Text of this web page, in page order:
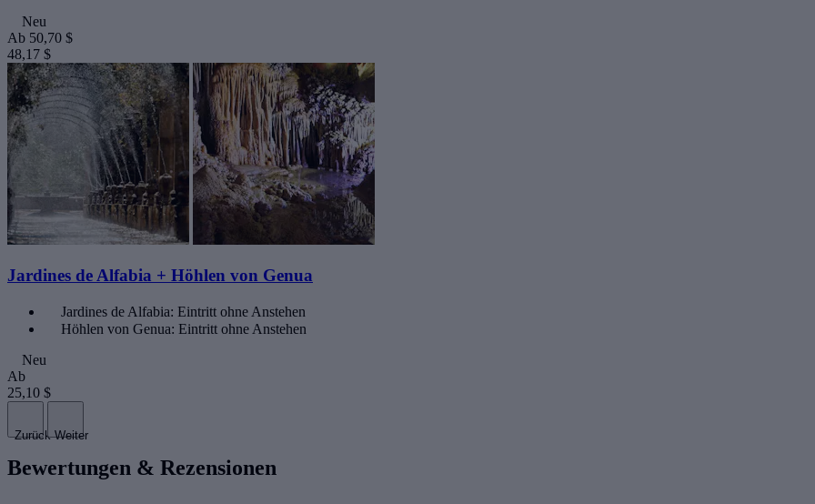
Neu
Ab 50,70 $
48,17 $
Jardines de Alfabia + Höhlen von Genua
Jardines de Alfabia: Eintritt ohne Anstehen
Höhlen von Genua: Eintritt ohne Anstehen
Neu
Ab
25,10 $
Zurück Weiter
Bewertungen & Rezensionen